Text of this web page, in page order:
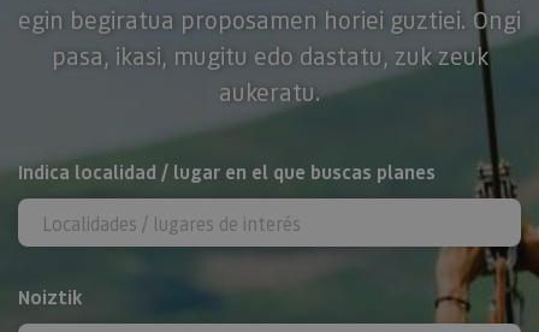
egin begiratua proposamen horiei guztiei. Ongi
pasa, ikasi, mugitu edo dastatu, zuk zeuk
aukeratu.
BILATU
Indica localidad / lugar en el que buscas planes
Noiztik